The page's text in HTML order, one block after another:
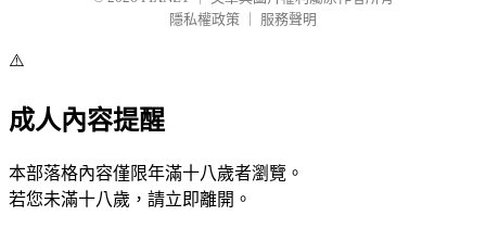
隱私權政策
服務聲明
⚠️
成人內容提醒
本部落格內容僅限年滿十八歲者瀏覽。
若您未滿十八歲，請立即離開。